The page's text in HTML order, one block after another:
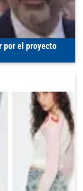
por el proyecto